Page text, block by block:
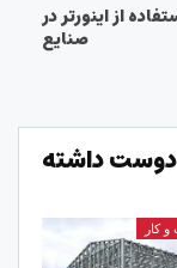
از اینورتر در
صنایع
داشته
کار